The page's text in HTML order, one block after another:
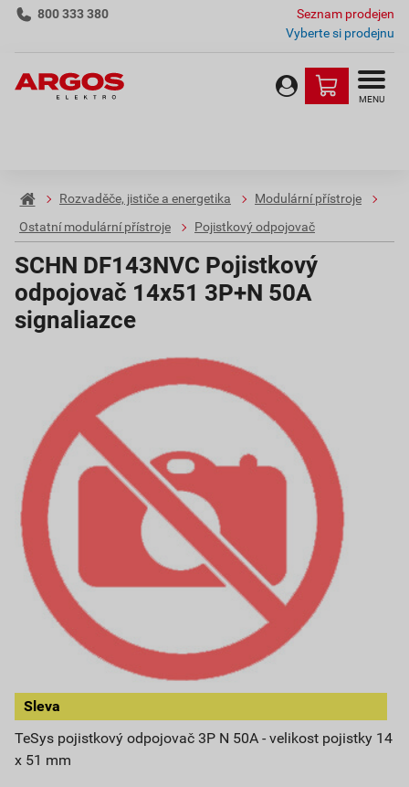
800 333 380
Seznam prodejen
Vyberte si prodejnu
MENU
Rozvaděče, jističe a energetika
Modulární přístroje
Ostatní modulární přístroje
Pojistkový odpojovač
SCHN DF143NVC Pojistkový
odpojovač 14x51 3P+N 50A
signaliazce
Sleva
TeSys pojistkový odpojovač 3P N 50A - velikost pojistky 14
x 51 mm